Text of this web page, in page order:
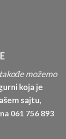
možemo
koja je
sajtu,
061 756 893